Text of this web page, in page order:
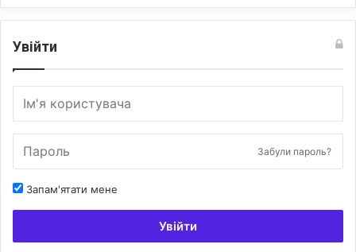
Увійти
Забули пароль?
Запам'ятати мене
Увійти